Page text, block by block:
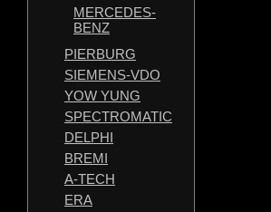
MERCEDES-
BENZ
PIERBURG
SIEMENS-VDO
YOW YUNG
SPECTROMATIC
DELPHI
BREMI
A-TECH
ERA